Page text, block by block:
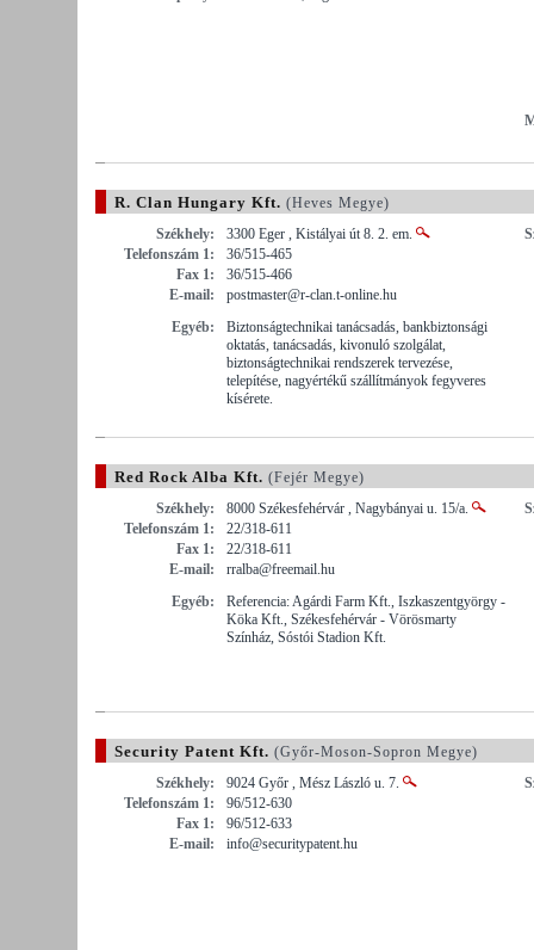
R. Clan Hungary Kft. (Heves Megye)
Székhely:
3300 Eger , Kistályai út 8. 2. em.
Telefonszám 1:
36/515-465
Fax 1:
36/515-466
E-mail:
postmaster@r-clan.t-online.hu
Egyéb:
Biztonságtechnikai tanácsadás, bankbiztonsági
oktatás, tanácsadás, kivonuló szolgálat,
biztonságtechnikai rendszerek tervezése,
telepítése, nagyértékű szállítmányok fegyveres
kísérete.
Red Rock Alba Kft. (Fejér Megye)
Székhely:
8000 Székesfehérvár , Nagybányai u. 15/a.
Telefonszám 1:
22/318-611
Fax 1:
22/318-611
E-mail:
rralba@freemail.hu
Egyéb:
Referencia: Agárdi Farm Kft., Iszkaszentgyörgy -
Köka Kft., Székesfehérvár - Vörösmarty
Színház, Sóstói Stadion Kft.
Security Patent Kft. (Győr-Moson-Sopron Megye)
Székhely:
9024 Győr , Mész László u. 7.
Telefonszám 1:
96/512-630
Fax 1:
96/512-633
E-mail:
info@securitypatent.hu